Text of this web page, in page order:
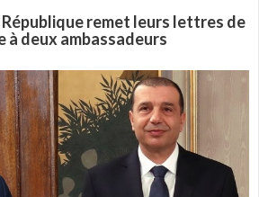
remet leurs lettres de
à deux ambassadeurs